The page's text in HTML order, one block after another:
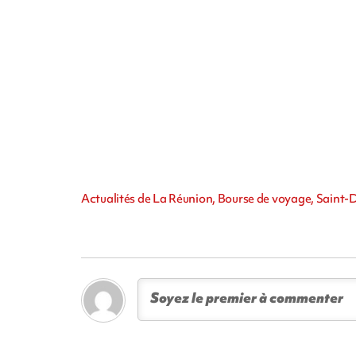
Actualités de La Réunion, Bourse de voyage, Saint-